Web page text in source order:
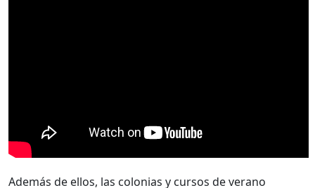
Además de ellos, las colonias y cursos de verano